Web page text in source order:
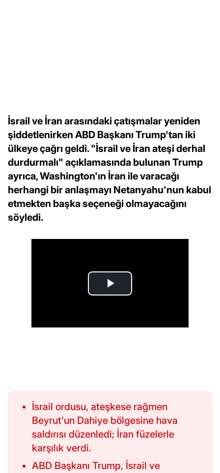
İsrail ve İran arasındaki çatışmalar yeniden
şiddetlenirken ABD Başkanı Trump'tan iki
ülkeye çağrı geldi. "İsrail ve İran ateşi derhal
durdurmalı" açıklamasında bulunan Trump
ayrıca, Washington'ın İran ile varacağı
herhangi bir anlaşmayı Netanyahu'nun kabul
etmekten başka seçeneği olmayacağını
söyledi.
İsrail ordusu, ateşkese rağmen
Beyrut'un Dahiye bölgesine hava
saldırısı düzenledi; İran füzelerle
karşılık verdi.
ABD Başkanı Trump, İsrail ve